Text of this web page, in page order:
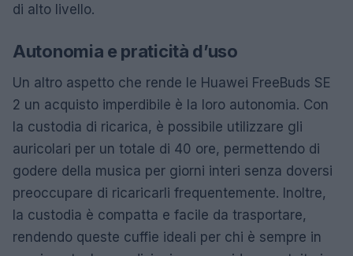
di alto livello.
Autonomia e praticità d’uso
Un altro aspetto che rende le Huawei FreeBuds SE
2 un acquisto imperdibile è la loro autonomia. Con
la custodia di ricarica, è possibile utilizzare gli
auricolari per un totale di 40 ore, permettendo di
godere della musica per giorni interi senza doversi
preoccupare di ricaricarli frequentemente. Inoltre,
la custodia è compatta e facile da trasportare,
rendendo queste cuffie ideali per chi è sempre in